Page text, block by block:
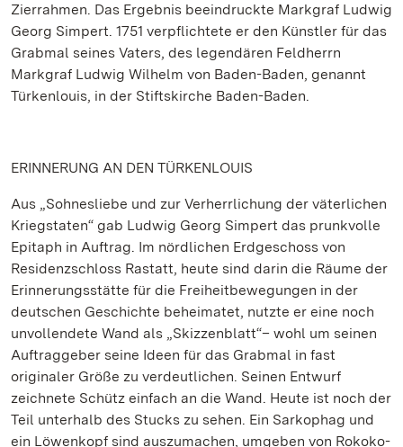
Zierrahmen. Das Ergebnis beeindruckte Markgraf Ludwig
Georg Simpert. 1751 verpflichtete er den Künstler für das
Grabmal seines Vaters, des legendären Feldherrn
Markgraf Ludwig Wilhelm von Baden-Baden, genannt
Türkenlouis, in der Stiftskirche Baden-Baden.
ERINNERUNG AN DEN TÜRKENLOUIS
Aus „Sohnesliebe und zur Verherrlichung der väterlichen
Kriegstaten“ gab Ludwig Georg Simpert das prunkvolle
Epitaph in Auftrag. Im nördlichen Erdgeschoss von
Residenzschloss Rastatt, heute sind darin die Räume der
Erinnerungsstätte für die Freiheitbewegungen in der
deutschen Geschichte beheimatet, nutzte er eine noch
unvollendete Wand als „Skizzenblatt“– wohl um seinen
Auftraggeber seine Ideen für das Grabmal in fast
originaler Größe zu verdeutlichen. Seinen Entwurf
zeichnete Schütz einfach an die Wand. Heute ist noch der
Teil unterhalb des Stucks zu sehen. Ein Sarkophag und
ein Löwenkopf sind auszumachen, umgeben von Rokoko-